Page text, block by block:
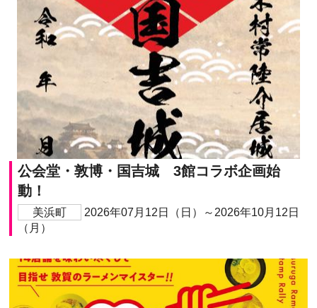
公会堂・敦博・国吉城 3館コラボ企画始
動！
美浜町
2026年07月12日（日）～2026年10月12日
（月）